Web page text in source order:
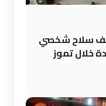
تسجيل أكثر من 20 ألف سلاح شخصي
خلال تموز